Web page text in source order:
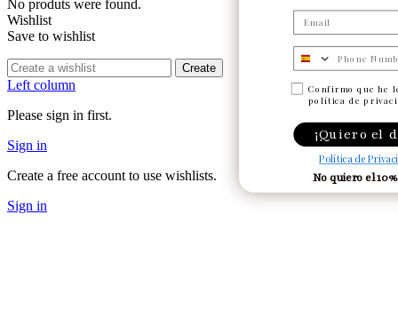
No produts were found.
Wishlist
Save to wishlist
Create
Left column
Please sign in first.
Sign in
Create a free account to use wishlists.
Sign in
Confirmo que he
política de
¡Quiero el
Política de
No quiero el